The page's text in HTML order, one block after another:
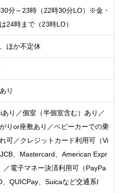
分～23時（22時30分LO）※金・
24時まで（23時LO）
ほか不定休
り
あり／個室（半個室含む）あり／
りor座敷あり／ベビーカーでの乗
可／クレジットカード利用可（Vi
、Mastercard、American Expr
／電子マネー決済利用可（PayPa
、QUICPay、Suicaなど交通系I